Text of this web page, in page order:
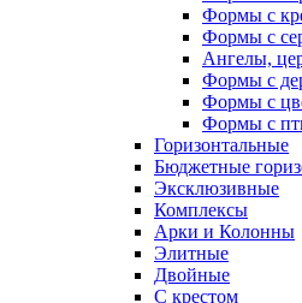
Формы с
Формы с
Ангелы,
Формы с
Формы с
Формы с
Горизонтальные
Бюджетные
Эксклюзивные
Комплексы
Арки и Колонны
Элитные
Двойные
С крестом